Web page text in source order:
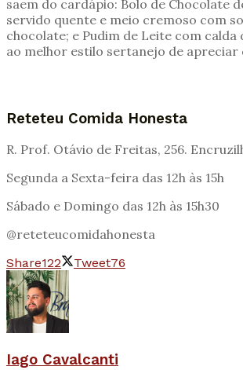
saem do cardápio: Bolo de Chocolate
servido quente e meio cremoso com
chocolate; e Pudim de Leite com calda
ao melhor estilo sertanejo de apreciar
Reteteu Comida Honesta
R. Prof. Otávio de Freitas, 256.
Segunda a Sexta-feira das 12h às 15h
Sábado e Domingo das 12h às 15h30
@reteteucomidahonesta
Share122 Tweet76
Iago Cavalcanti